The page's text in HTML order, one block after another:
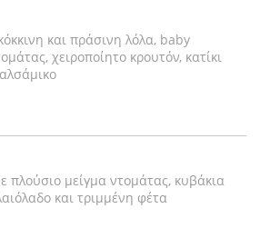
και πράσινη λόλα, baby
χειροποίητο κρουτόν, κατίκι
πλούσιο μείγμα ντομάτας, κυβάκια
και τριμμένη φέτα